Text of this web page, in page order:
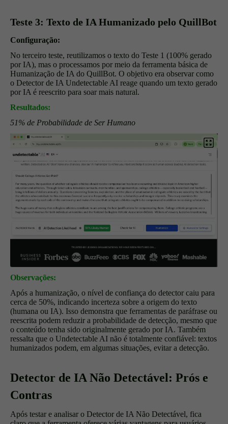
Teste 3: Texto de IA Humanizado pelo QuillBot
Configuração:
No terceiro teste, reutilizamos o texto do Teste 1 (100% gerado
por IA), mas o processamos por meio da ferramenta básica de
Humanização de IA do QuillBot. O objetivo era observar como
o Detector de IA Undetectable AI reage quando um texto gerado
por IA é reescrito para soar mais natural.
Resultados:
51% de Probabilidade de Ser Humano
Observações:
Após a humanização, o nível de confiança do detector caiu para
cerca de 50%, indicando incerteza sobre a origem do texto
(humana ou IA). Isso demonstra que ferramentas de paráfrase ou
reescrita podem reduzir a probabilidade de detecção, mesmo que
o conteúdo tenha sido originalmente gerado por IA. Também
ressalta que o Undetectable AI não é totalmente confiável: textos
humanizados podem, em algumas situações, evitar a detecção.
Detector de IA Não Detectável: Prós e
Contras
Após testar e analisar o Detector de IA Não Detectável, fica